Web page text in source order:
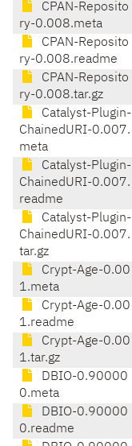
CPAN-Reposito
ry-0.008.meta
CPAN-Reposito
ry-0.008.readme
CPAN-Reposito
ry-0.008.tar.gz
Catalyst-Plugin-
ChainedURI-0.007.
meta
Catalyst-Plugin-
ChainedURI-0.007.
readme
Catalyst-Plugin-
ChainedURI-0.007.
tar.gz
Crypt-Age-0.00
1.meta
Crypt-Age-0.00
1.readme
Crypt-Age-0.00
1.tar.gz
DBIO-0.90000
0.meta
DBIO-0.90000
0.readme